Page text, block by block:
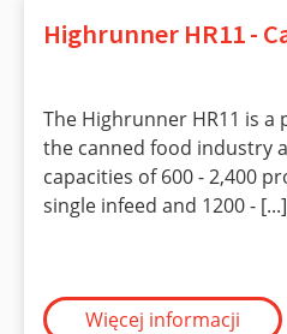
Highrunner HR11 -
The Highrunner HR11 is
the canned food industry
capacities of 600 - 2,400
single infeed and 1200 - [...]
Więcej informacji